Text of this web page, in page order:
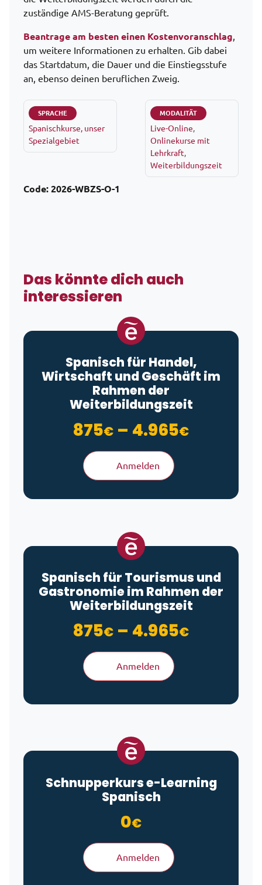
zuständige AMS-Beratung geprüft.
Beantrage am besten einen Kostenvoranschlag,
um weitere Informationen zu erhalten. Gib dabei
das Startdatum, die Dauer und die Einstiegsstufe
an, ebenso deinen beruflichen Zweig.
SPRACHE
Spanischkurse, unser
Spezialgebiet
MODALITÄT
Live-Online,
Onlinekurse mit
Lehrkraft,
Weiterbildungszeit
Code: 2026-WBZS-O-1
Das könnte dich auch
interessieren
Spanisch für Handel,
Wirtschaft und Geschäft im
Rahmen der
Weiterbildungszeit
875€ – 4.965€
Anmelden
Spanisch für Tourismus und
Gastronomie im Rahmen der
Weiterbildungszeit
875€ – 4.965€
Anmelden
Schnupperkurse-Learning
Spanisch
0€
Anmelden